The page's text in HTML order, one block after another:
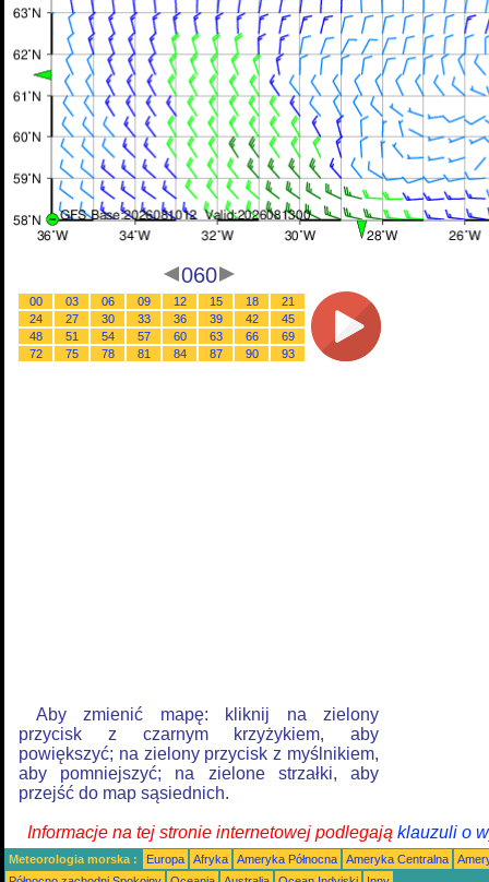
060
00 03 06 09 12 15 18
21
24
27 30 33 36 39 42
45
48
51 54 57 60 63 66
69
72
75 78 81 84 87 90 93
Aby zmienić mapę: kliknij na zielony
przycisk z czarnym krzyżykiem, aby
powiększyć; na zielony przycisk z myślnikiem,
aby pomniejszyć; na zielone strzałki, aby
przejść do map sąsiednich.
Informacje na tej stronie internetowej podlegają klauzuli o
Meteorologia morska : Europa Afryka Ameryka Północna Ameryka Centralna